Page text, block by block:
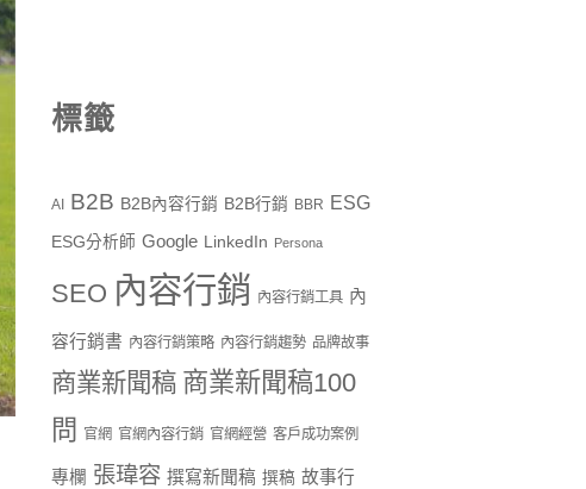
標籤
AI B2B B2B內容行銷 B2B行銷 BBR ESG
ESG分析師 Google LinkedIn Persona
SEO 內容行銷 內容行銷工具 內
容行銷書 內容行銷策略 內容行銷趨勢 品牌故事
商業新聞稿 商業新聞稿100
問
官網 官網內容行銷 官網經營 客戶成功案例
專欄 張瑋容 撰寫新聞稿 撰稿 故事行